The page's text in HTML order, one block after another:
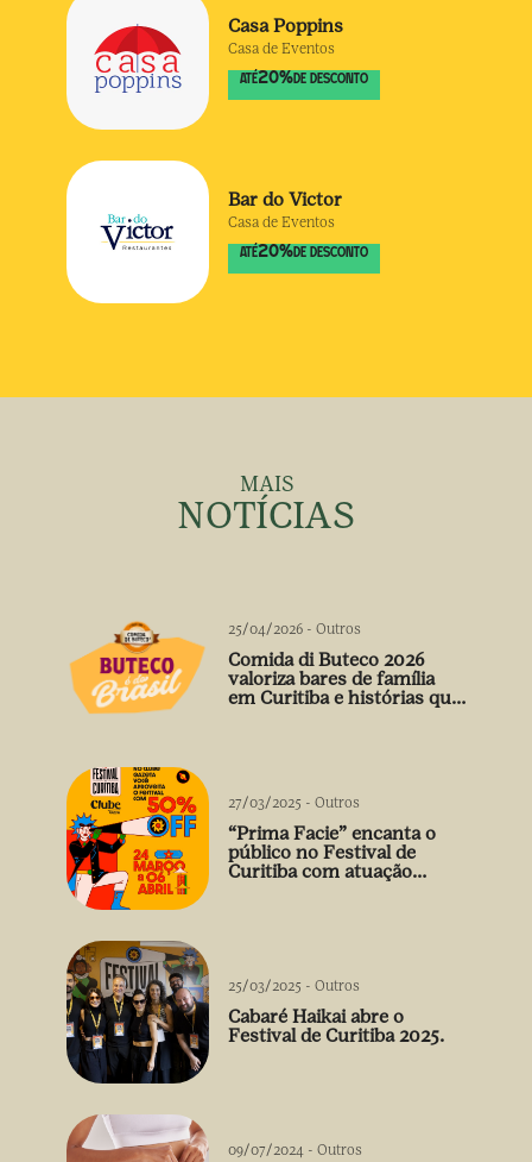
Casa Poppins
Casa de Eventos
ATÉ20% DE DESCONTO
Bar do Victor
Casa de Eventos
ATÉ20% DE DESCONTO
MAIS
NOTÍCIAS
25/04/2026 - Outros
Comida di Buteco 2026
valoriza bares de família
em Curitiba e histórias que
27/03/2025 - Outros
“Prima Facie” encanta o
público no Festival de
Curitiba com atuação
25/03/2025 - Outros
Cabaré Haikai abre o
Festival de Curitiba 2025.
09/07/2024 - Outros